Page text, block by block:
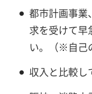
都市計画事業
求を受けて早
い。（※自己
収入と比較し